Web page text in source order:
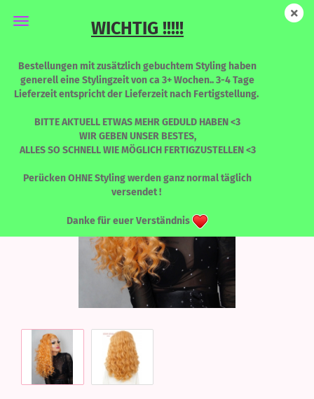
WICHTIG !!!!!
Bestellungen mit zusätzlich gebuchtem Styling haben
generell eine Stylingzeit von ca 3+ Wochen.. 3-4 Tage
Lieferzeit entspricht der Lieferzeit nach Fertigstellung.
BITTE AKTUELL ETWAS MEHR GEDULD HABEN <3
WIR GEBEN UNSER BESTES,
ALLES SO SCHNELL WIE MÖGLICH FERTIGZUSTELLEN <3
Perücken OHNE Styling werden ganz normal täglich
versendet !
Danke für euer Verständnis
Alice -Summer Love